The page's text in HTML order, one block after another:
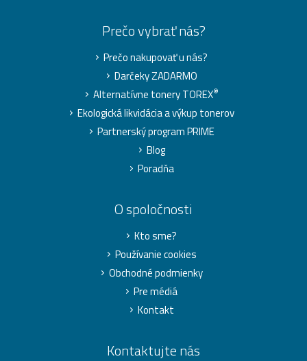
Prečo vybrať nás?
Prečo nakupovať u nás?
Darčeky ZADARMO
Alternatívne tonery TOREX®
Ekologická likvidácia a výkup tonerov
Partnerský program PRIME
Blog
Poradňa
O spoločnosti
Kto sme?
Používanie cookies
Obchodné podmienky
Pre médiá
Kontakt
Kontaktujte nás